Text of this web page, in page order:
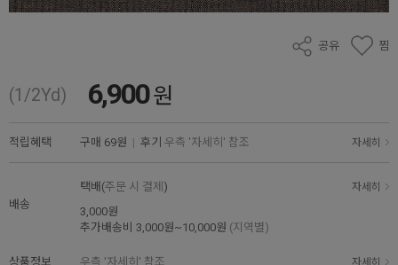
공유 찜
(1/2Yd) 6,900원
적립혜택 구매 69원 | 후기 우측 '자세히' 참조 자세히
배송
택배(주문 시 결제 ) 자세히
3,000원
추가배송비 3,000원~10,000원 (지역별)
상품정보 우측 '자세히' 참조 자세히